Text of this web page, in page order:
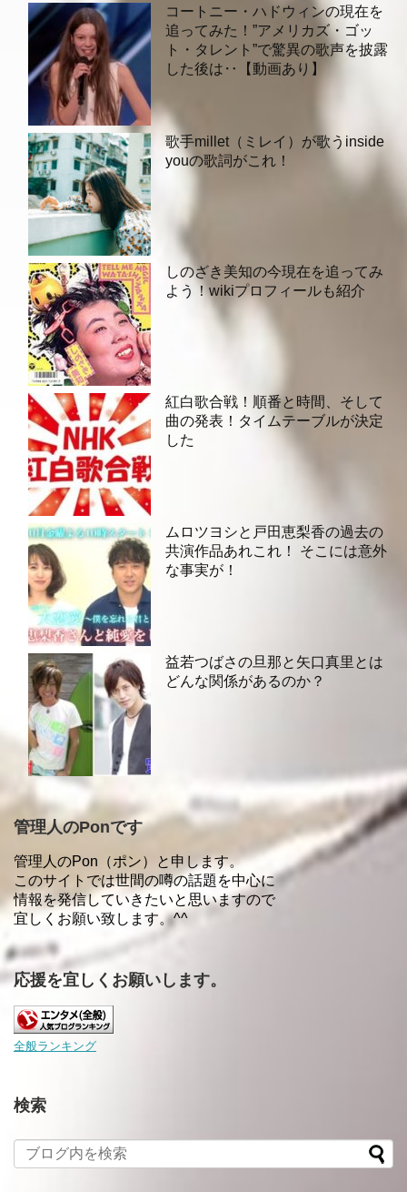
コートニー・ハドウィンの現在を
追ってみた！”アメリカズ・ゴッ
ト・タレント”で驚異の歌声を披露
した後は‥【動画あり】
歌手millet（ミレイ）が歌うinside
youの歌詞がこれ！
しのざき美知の今現在を追ってみ
よう！wikiプロフィールも紹介
紅白歌合戦！順番と時間、そして
曲の発表！タイムテーブルが決定
した
ムロツヨシと戸田恵梨香の過去の
共演作品あれこれ！ そこには意外
な事実が！
益若つばさの旦那と矢口真里とは
どんな関係があるのか？
管理人のPonです
管理人のPon（ポン）と申します。
このサイトでは世間の噂の話題を中心に
情報を発信していきたいと思いますので
宜しくお願い致します。^^
応援を宜しくお願いします。
全般ランキング
検索